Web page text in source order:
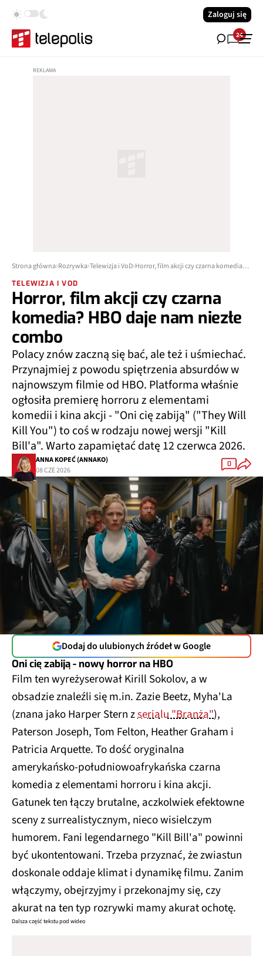
Zaloguj się
24
Strona główna Rozrywka Telewizja i VoD Horror, film akcji czy czarna komedia? HBO daje nam niezłe combo
TELEWIZJA I VOD
Horror, film akcji czy czarna
komedia? HBO daje nam niezłe
combo
Polacy znów zaczną się bać, ale też i uśmiechać.
Przynajmiej z powodu spiętrzenia absurdów w
najnowszym filmie od HBO. Platforma właśnie
ogłosiła premierę horroru z elementami
komedii i kina akcji - "Oni cię zabiją" ("They Will
Kill You") to coś w rodzaju nowej wersji "Kill
Bill'a". Warto zapamiętać datę 12 czerwca 2026.
ANNA KOPEĆ (ANNAKO)
08 CZE 2026
0
Dodaj do ulubionych źródeł w Google
Oni cię zabiją - nowy horror na HBO
Film ten wyreżyserował Kirill Sokolov, a w
obsadzie znaleźli się m.in. Zazie Beetz, Myha'La
(znana jako Harper Stern zserialu "Branża"),
Paterson Joseph, Tom Felton, Heather Graham i
Patricia Arquette. To dość oryginalna
amerykańsko-południowoafrykańska czarna
komedia z elementami horroru i kina akcji.
Gatunek ten łączy brutalne, aczkolwiek efektowne
sceny z surrealistycznym, nieco wisielczym
humorem. Fani legendarnego "Kill Bill'a" powinni
być ukontentowani. Trzeba przyznać, że zwiastun
doskonale oddaje klimat i dynamikę filmu. Zanim
włączymy, obejrzyjmy i przekonajmy się, czy
akurat na ten typ rozrywki mamy akurat ochotę.
Dalsza część tekstu pod wideo